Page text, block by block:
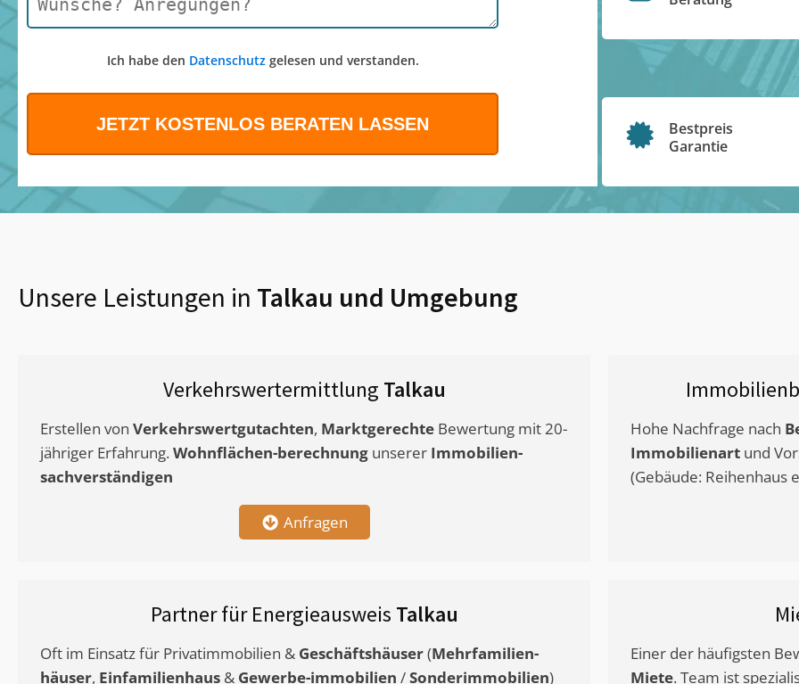
Ich habe den Datenschutzgelesen und verstanden.
Bestpreis
Garantie
Unsere Leistungen in Talkau und Umgebung
Verkehrswertermittlung Talkau
Erstellen von Verkehrswertgutachten, Marktgerechte Bewertung mit 20-
jähriger Erfahrung. Wohnflächen-berechnung unserer Immobilien-
sachverständigen
Anfragen
Hohe Nachfrage nach
Immobilienart und
(Gebäude: Reihenhaus
Partner für Energieausweis Talkau
Oft im Einsatz für Privatimmobilien & Geschäftshäuser(Mehrfamilien-
häuser, Einfamilienhaus & Gewerbe-immobilien /Sonderimmobilien)
Einer der häufigsten
Miete. Team ist